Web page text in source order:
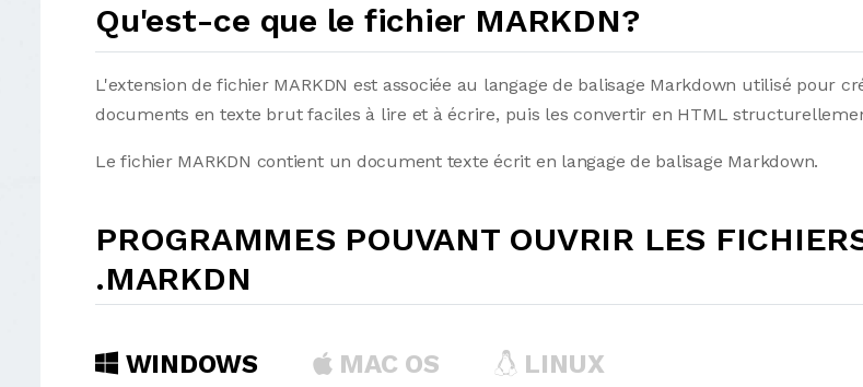
Qu'est-ce que le fichier MARKDN?
L'extension de fichier MARKDN est associée au langage de balisage Markdown utilisé pour
documents en texte brut faciles à lire et à écrire, puis les convertir en HTML
Le fichier MARKDN contient un document texte écrit en langage de balisage Markdown.
PROGRAMMES POUVANT OUVRIR LES
.MARKDN
WINDOWS MAC OS LINUX